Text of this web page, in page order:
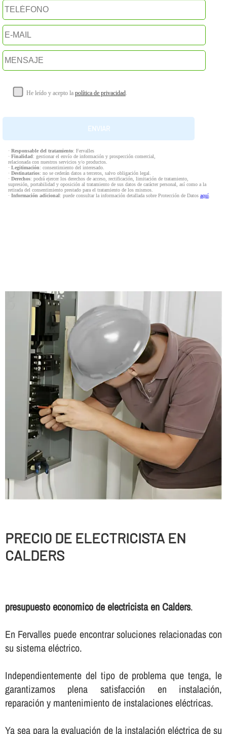
He leído y acepto la política de privacidad.
· Responsable del tratamiento: Fervalles
· Finalidad: gestionar el envío de información y prospección comercial,
relacionada con nuestros servicios y/o productos.
· Legitimación: consentimiento del interesado.
· Destinatarios: no se cederán datos a terceros, salvo obligación legal.
· Derechos: podrá ejercer los derechos de acceso, rectificación, limitación de tratamiento,
supresión, portabilidad y oposición al tratamiento de sus datos de carácter personal, así como a la
retirada del consentimiento prestado para el tratamiento de los mismos.
· Información adicional: puede consultar la información detallada sobre Protección de Datos aquí.
PRECIO DE ELECTRICISTA EN
CALDERS
presupuesto economico de electricista en Calders.
En Fervalles puede encontrar soluciones relacionadas con
su sistema eléctrico.
Independientemente del tipo de problema que tenga, le
garantizamos plena satisfacción en instalación,
reparación y mantenimiento de instalaciones eléctricas.
Ya sea para la evaluación de la instalación eléctrica de su